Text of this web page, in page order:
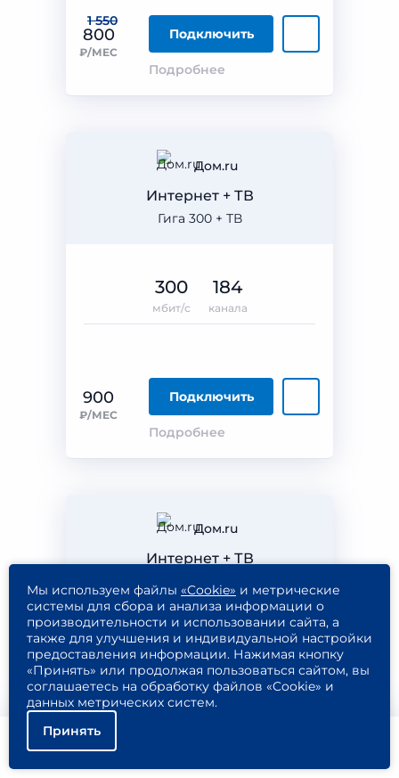
1 550
800
₽/МЕС
Подключить
Подробнее
Дом.ru
Гига 300 + ТВ
Интернет + ТВ
900
₽/МЕС
Подключить
Подробнее
300
мбит/с
184
канала
Дом.ru
Гига 500 + ТВ
Интернет + ТВ
1 100
500
мбит/с
184
канала
Мы используем файлы «Cookie» и метрические
системы для сбора и анализа информации о
производительности и использовании сайта, а
также для улучшения и индивидуальной настройки
предоставления информации. Нажимая кнопку
«Принять» или продолжая пользоваться сайтом, вы
соглашаетесь на обработку файлов «Cookie» и
данных метрических систем.
Принять